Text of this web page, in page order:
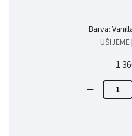
Barva:
UŠIJEME
1